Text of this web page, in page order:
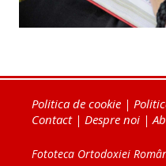
Politica de cookie |
Contact| Despre noi |
Fototeca Ortodoxiei